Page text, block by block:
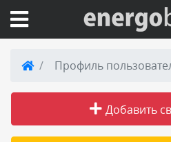
Вход на сайт
Поиск по сайту
Публикации
Профиль
Добавить